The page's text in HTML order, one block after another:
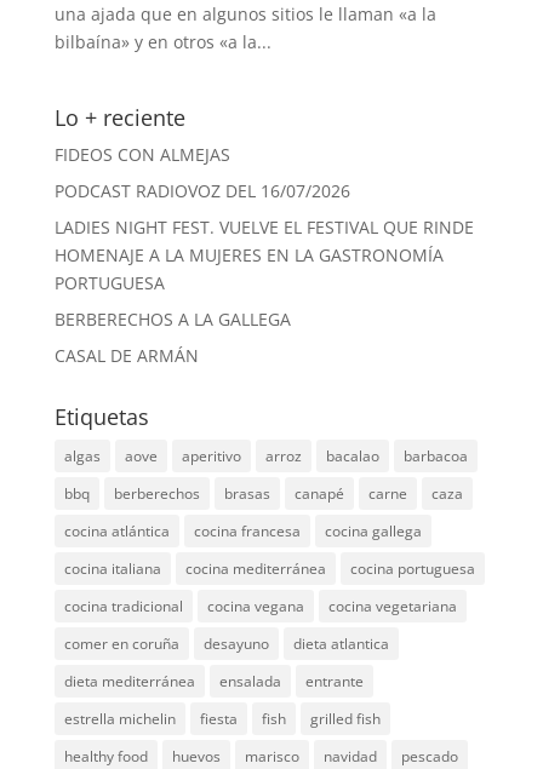
una ajada que en algunos sitios le llaman «a la
bilbaína» y en otros «a la...
Lo + reciente
FIDEOS CON ALMEJAS
PODCAST RADIOVOZ DEL 16/07/2026
LADIES NIGHT FEST. VUELVE EL FESTIVAL QUE RINDE
HOMENAJE A LA MUJERES EN LA GASTRONOMÍA
PORTUGUESA
BERBERECHOS A LA GALLEGA
CASAL DE ARMÁN
Etiquetas
algas aove aperitivo arroz bacalao
barbacoa
bbq
berberechos brasas canapé carne
caza
cocina atlántica
cocina francesa
cocina gallega
cocina italiana
cocina mediterránea
cocina portuguesa
cocina tradicional
cocina vegana
cocina vegetariana
comer en coruña
desayuno
dieta atlantica
dieta mediterránea
ensalada
entrante
estrella michelin
fiesta fish
grilled fish
healthy food
huevos marisco navidad
pescado